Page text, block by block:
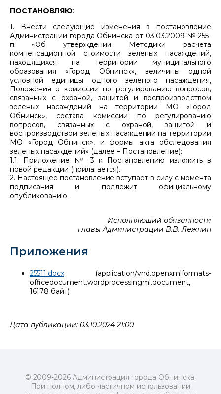
ПОСТАНОВЛЯЮ:
1. Внести следующие изменения в постановление
Администрации города Обнинска от 03.03.2009 № 255-
п «Об утверждении Методики расчета
компенсационной стоимости зеленых насаждений,
находящихся на территории муниципального
образования «Город Обнинск», величины одной
условной единицы одного зеленого насаждения,
Положения о комиссии по регулированию вопросов,
связанных с охраной, защитой и воспроизводством
зеленых насаждений на территории МО «Город
Обнинск», состава комиссии по регулированию
вопросов, связанных с охраной, защитой и
воспроизводством зеленых насаждений на территории
МО «Город Обнинск», и формы акта обследования
зеленых насаждений» (далее – Постановление):
1.1. Приложение № 3 к Постановлению изложить в
новой редакции (прилагается).
2. Настоящее постановление вступает в силу с момента
подписания и подлежит официальному
опубликованию.
Исполняющий обязанности
главы Администрации В.В. Лежнин
Приложения
25511.docx (application/vnd.openxmlformats-
officedocument.wordprocessingml.document,
16178 байт)
Дата публикации: 03.10.2024 21:00
© 2009-2026 Администрация города Обнинска.
При полном, либо частичном использовании